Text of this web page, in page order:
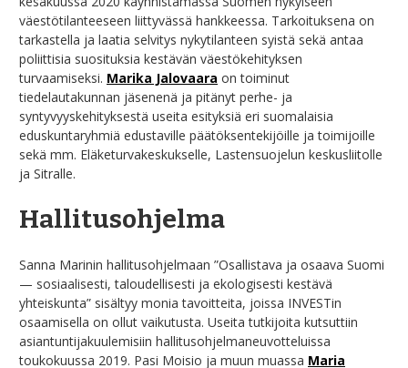
väestötilanteeseen liittyvässä hankkeessa. Tarkoituksena on
tarkastella ja laatia selvitys nykytilanteen syistä sekä antaa
poliittisia suosituksia kestävän väestökehityksen
turvaamiseksi. Marika Jalovaara on toiminut
tiedelautakunnan jäsenenä ja pitänyt perhe- ja
syntyvyyskehityksestä useita esityksiä eri suomalaisia
eduskuntaryhmiä edustaville päätöksentekijöille ja toimijoille
sekä mm. Eläketurvakeskukselle, Lastensuojelun keskusliitolle
ja Sitralle.
Hallitusohjelma
Sanna Marinin hallitusohjelmaan ”Osallistava ja osaava Suomi
— sosiaalisesti, taloudellisesti ja ekologisesti kestävä
yhteiskunta” sisältyy monia tavoitteita, joissa INVESTin
osaamisella on ollut vaikutusta. Useita tutkijoita kutsuttiin
asiantuntijakuulemisiin hallitusohjelmaneuvotteluissa
toukokuussa 2019. Pasi Moisio ja muun muassa Maria